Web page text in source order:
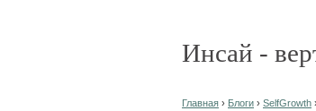
Инсай -
Главная › Блоги › SelfGrowth